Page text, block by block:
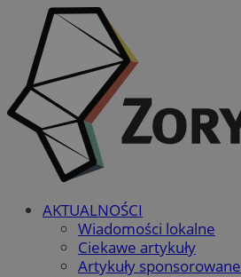
AKTUALNOŚCI
Wiadomości lokalne
Ciekawe artykuły
Artykuły sponsorowane